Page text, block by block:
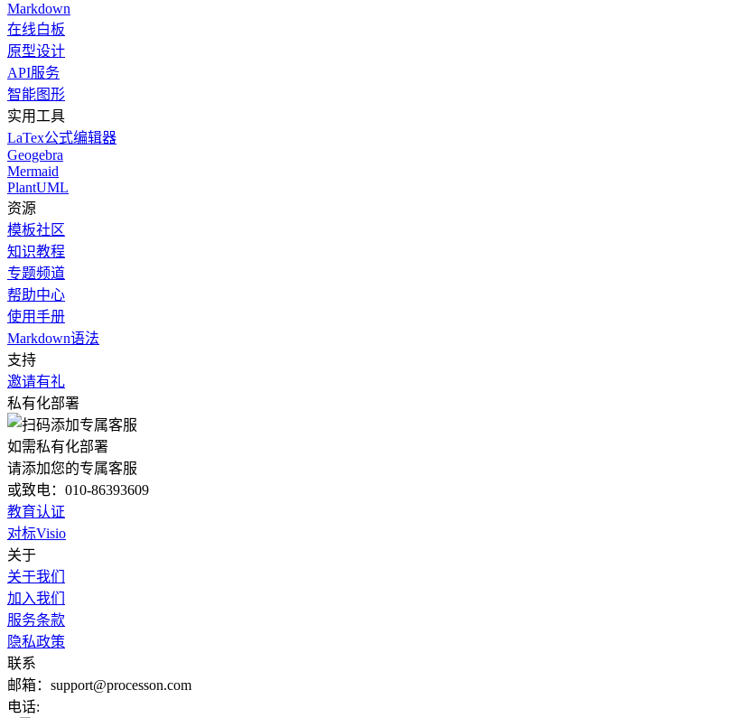
Markdown
在线白板
原型设计
API服务
智能图形
实用工具
LaTex公式编辑器
Geogebra
Mermaid
PlantUML
资源
模板社区
知识教程
专题频道
帮助中心
使用手册
Markdown语法
支持
邀请有礼
私有化部署
如需私有化部署
请添加您的专属客服
或致电：010-86393609
教育认证
对标Visio
关于
关于我们
加入我们
服务条款
隐私政策
联系
邮箱：support@processon.com
电话: